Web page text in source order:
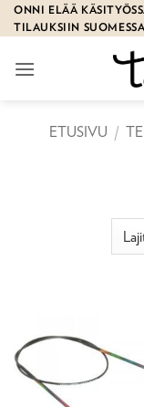
Skip
to
ONNI ELÄÄ
TILAUKSIIN
ETUSIVU /